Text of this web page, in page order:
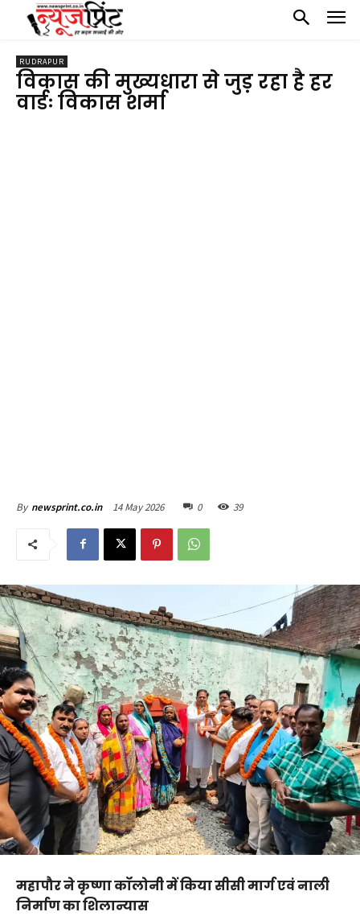
RUDRAPUR
विकास की मुख्यधारा से जुड़ रहा है हर
वार्डः विकास शर्मा
By newsprint.co.in 14 May 2026 0 39
महापौर ने कृष्णा कॉलोनी में किया सीसी मार्ग एवं नाली
निर्माण का शिलान्यास